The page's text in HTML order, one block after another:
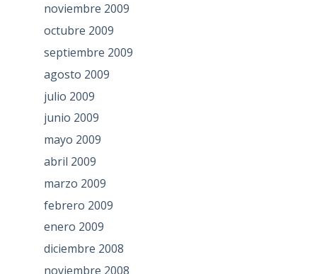
noviembre 2009
octubre 2009
septiembre 2009
agosto 2009
julio 2009
junio 2009
mayo 2009
abril 2009
marzo 2009
febrero 2009
enero 2009
diciembre 2008
noviembre 2008